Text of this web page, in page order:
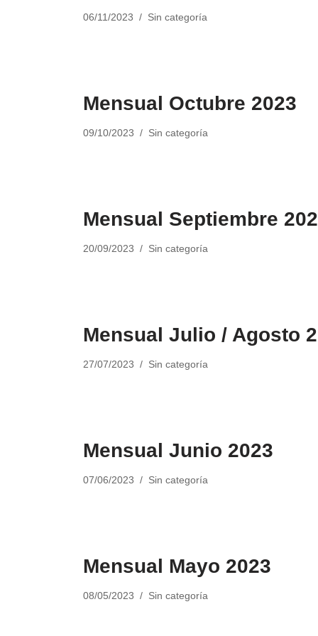
06/11/2023 Sin categoría
Mensual Octubre 2023
09/10/2023 Sin categoría
Mensual Septiembre
20/09/2023 Sin categoría
Mensual Julio / Agosto
27/07/2023 Sin categoría
Mensual Junio 2023
07/06/2023 Sin categoría
Mensual Mayo 2023
08/05/2023 Sin categoría